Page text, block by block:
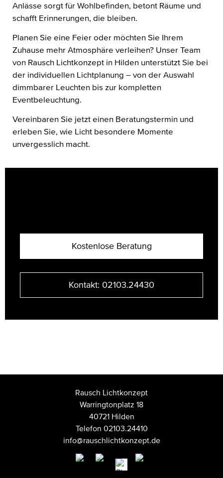
Anlässe sorgt für Wohlbefinden, betont Räume und
schafft Erinnerungen, die bleiben.
Planen Sie eine Feier oder möchten Sie Ihrem
Zuhause mehr Atmosphäre verleihen? Unser Team
von Rausch Lichtkonzept in Hilden unterstützt Sie bei
der individuellen Lichtplanung – von der Auswahl
dimmbarer Leuchten bis zur kompletten
Eventbeleuchtung.
Vereinbaren Sie jetzt einen Beratungstermin und
erleben Sie, wie Licht besondere Momente
unvergesslich macht.
Kostenlose Beratung
Kontakt: 02103.24430
Rausch Lichtkonzept
Warringtonplatz 18
40721 Hilden
Telefon 02103.24410
info@rauschlichtkonzept.de